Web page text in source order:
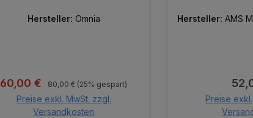
Hersteller: Omnia
Verkaufspreis:
60,00 € Regulärer Preis:
80,00 € (25% gespart)
Preise exkl. MwSt. zzgl.
Versandkosten
Hersteller:AMS
Preise